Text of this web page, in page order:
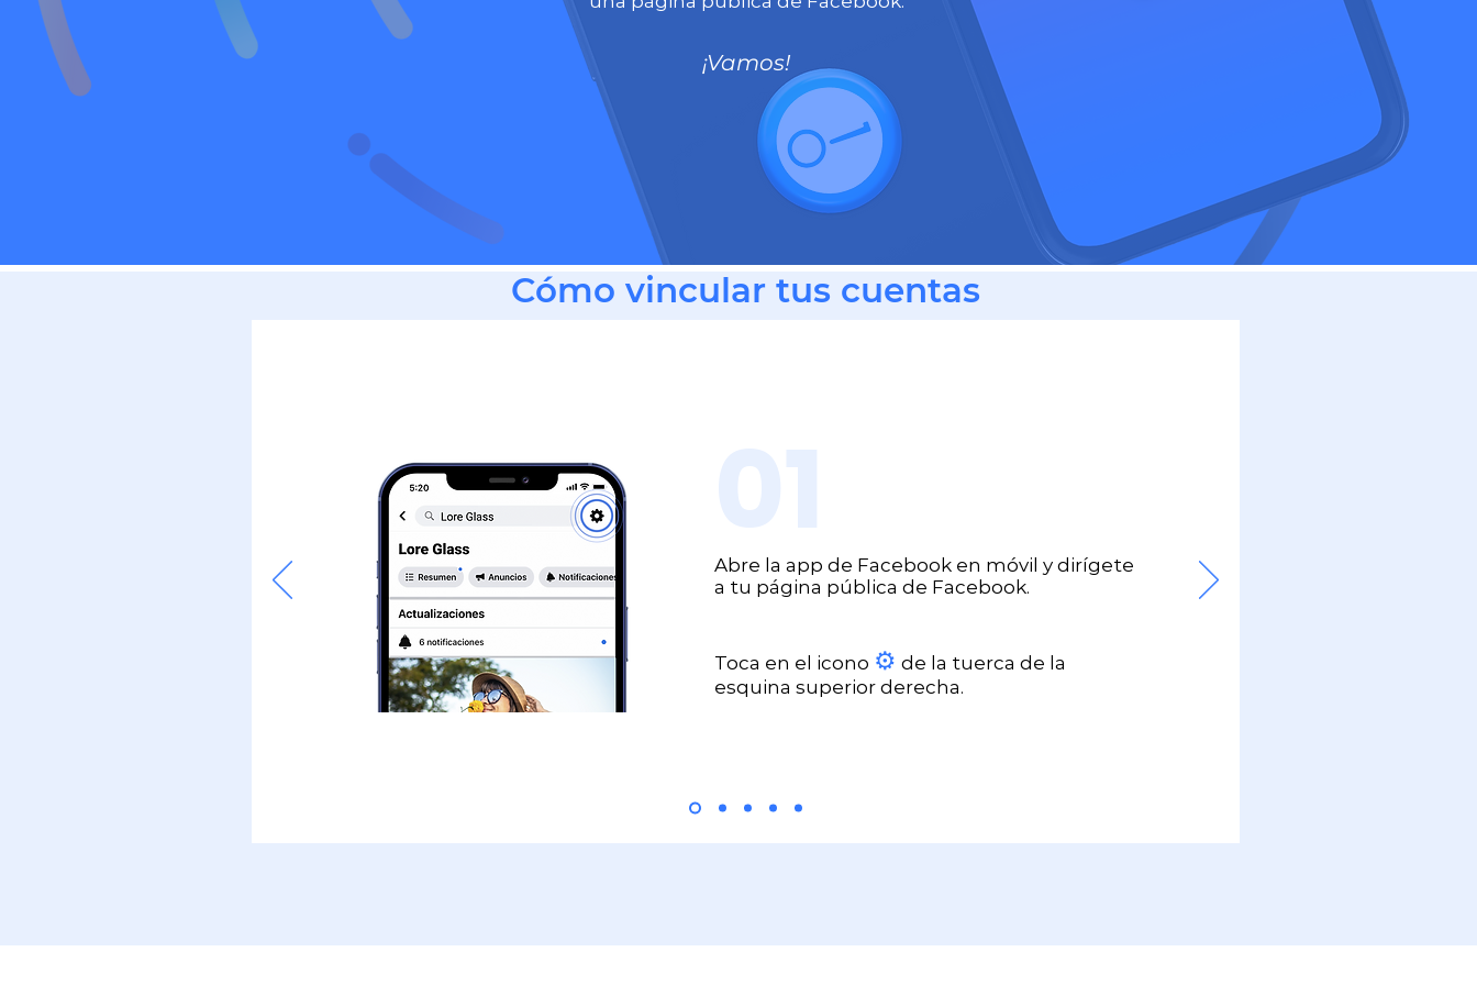
¡Vamos!
Cómo vincular tus cuentas
Abre la app de Facebook en móvil y dirígete
a tu página pública de Facebook.
Toca en el icono ⚙ de la tuerca de la
esquina superior derecha.